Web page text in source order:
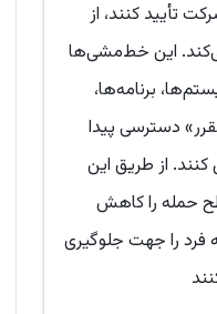
تأیید کنند، از
این خط‌مشی‌ها
برنامه‌ها،
دسترسی پیدا
کنند. از طریق این
حمله را کاهش
را جهت جلوگیری